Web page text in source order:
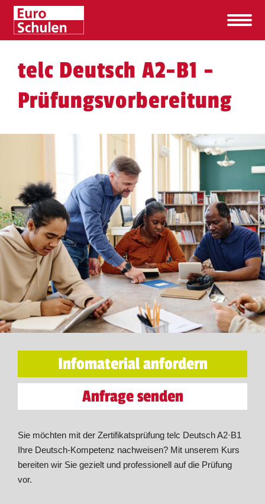
telc Deutsch A2-B1 -
Prüfungsvorbereitung
Infomaterial anfordern
Anfrage senden
Sie möchten mit der Zertifikatsprüfung telc Deutsch A2·B1
Ihre Deutsch-Kompetenz nachweisen? Mit unserem Kurs
bereiten wir Sie gezielt und professionell auf die Prüfung
vor.